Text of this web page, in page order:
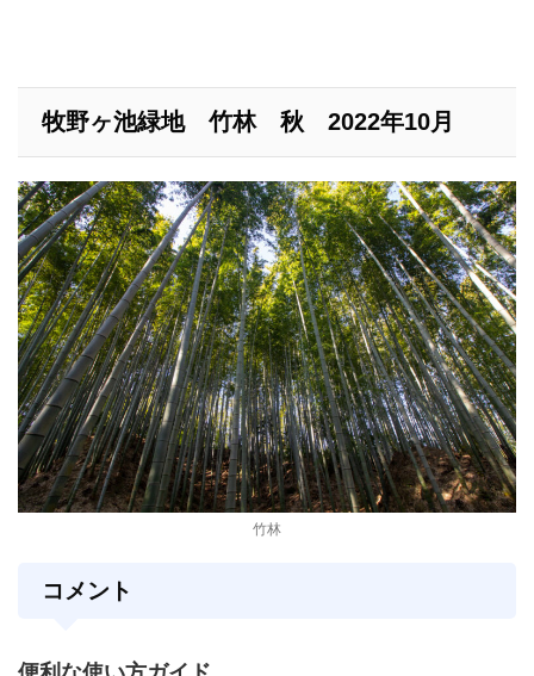
牧野ヶ池緑地 竹林 秋 2022年10月
竹林
コメント